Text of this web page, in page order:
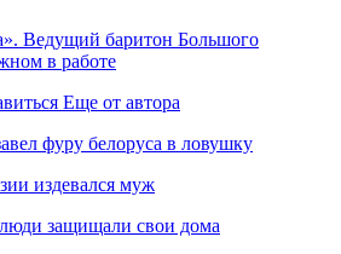
Ведущий баритон Большого
в работе
Еще от автора
фуру белоруса в ловушку
издевался муж
защищали свои дома